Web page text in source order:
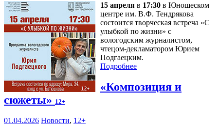
15 апреля в 17:30 в Юношеском
центре им. В.Ф. Тендрякова
состоится творческая встреча «С
улыбкой по жизни» с
вологодским журналистом,
чтецом-декламатором Юрием
Подгаецким.
Подробнее
«Композиция и
сюжеты» 12+
01.04.2026 Новости, 12+